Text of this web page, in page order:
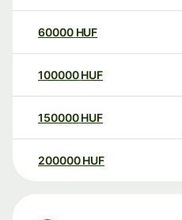
60000 HUF
100000 HUF
150000 HUF
200000 HUF